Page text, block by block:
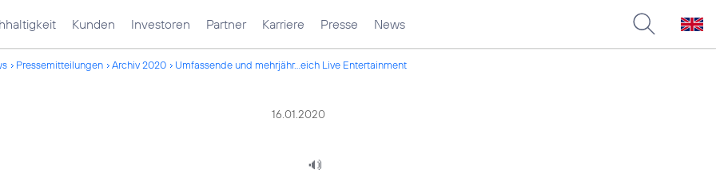
Kunden Investoren Partner Karriere Presse News
Pressemitteilungen Archiv 2020 Umfassende und mehrjähr...eich Live Entertainment
16.01.2020